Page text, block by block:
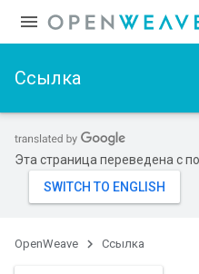
Ссылка
Эта страница переведена с
OpenWeave Ссылка